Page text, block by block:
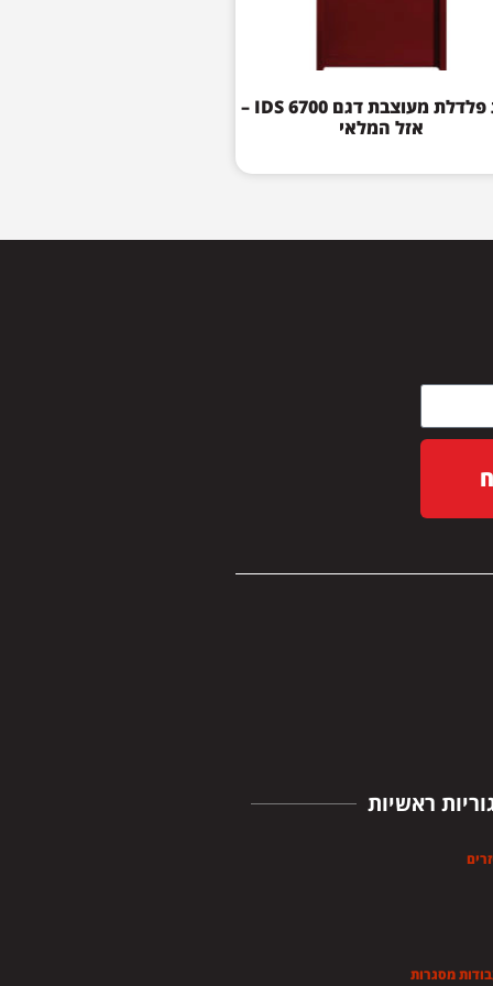
דלת פלדלת מעוצבת דגם IDS 6700 –
אזל המלאי
ראשיות
מסגרות